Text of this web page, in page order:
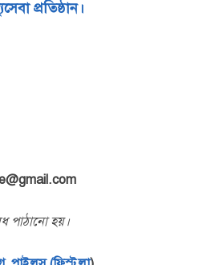
প্রতিষ্ঠান।
পাঠানো হয়।